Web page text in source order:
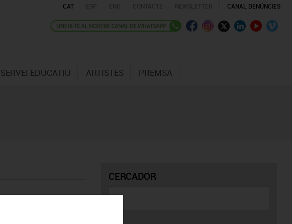
CAT CANAL DENÚNCIES
SERVEI EDUCATIU ARTISTES PREMSA
CERCADOR